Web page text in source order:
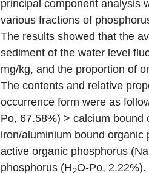
principal component analysis
various fractions of
The results showed that the
sediment of the water level
mg/kg, and the proportion of
The contents and relative
occurrence form were as
Po, 67.58%) > calcium
iron/aluminium bound
active organic phosphorus
phosphorus (H2O-Po,